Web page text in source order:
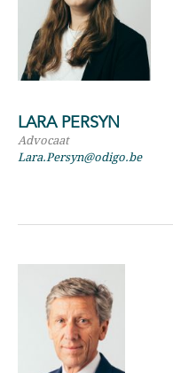
LARA PERSYN
Advocaat
Lara.Persyn@odigo.be